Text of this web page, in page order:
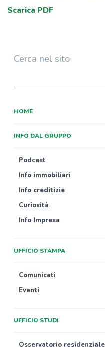
Scarica PDF
Cerca nel sito
HOME
INFO DAL GRUPPO
Podcast
Info immobiliari
Info creditizie
Curiosità
Info Impresa
UFFICIO STAMPA
Comunicati
Eventi
UFFICIO STUDI
Osservatorio residenziale